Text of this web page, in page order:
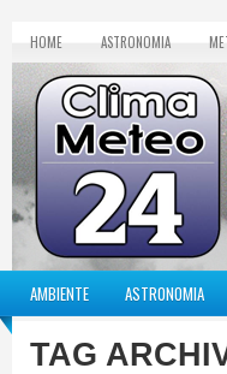
HOME ASTRONOMIA
AMBIENTE ASTRONOMIA
TAG